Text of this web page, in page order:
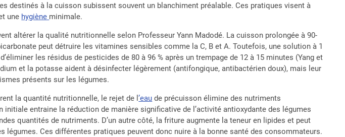
destinés à la cuisson subissent souvent un blanchiment préalable. Ces pratiques visent à
une hygiène minimale.
altérer la qualité nutritionnelle selon Professeur Yann Madodé. La cuisson prolongée à 90-
peut détruire les vitamines sensibles comme la C, B et A. Toutefois, une solution à 1
les résidus de pesticides de 80 à 96 % après un trempage de 12 à 15 minutes (Yang et
et la potasse aident à désinfecter légèrement (antifongique, antibactérien doux), mais leur
présents sur les légumes.
la quantité nutritionnelle, le rejet de l’eau de précuisson élimine des nutriments
entraine la réduction de manière significative de l’activité antioxydante des légumes
quantités de nutriments. D’un autre côté, la friture augmente la teneur en lipides et peut
légumes. Ces différentes pratiques peuvent donc nuire à la bonne santé des consommateurs.